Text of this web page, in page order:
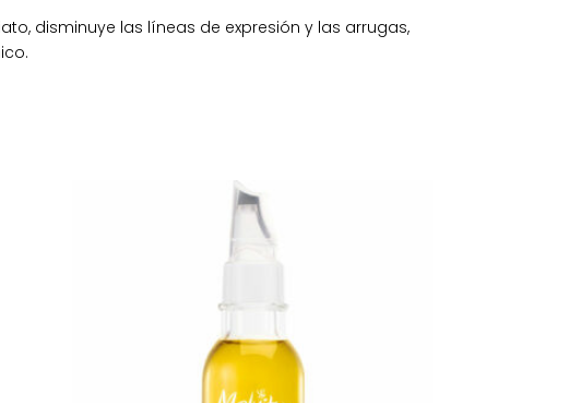
disminuye las líneas de expresión y las arrugas,